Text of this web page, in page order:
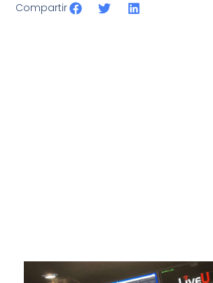
Compartir